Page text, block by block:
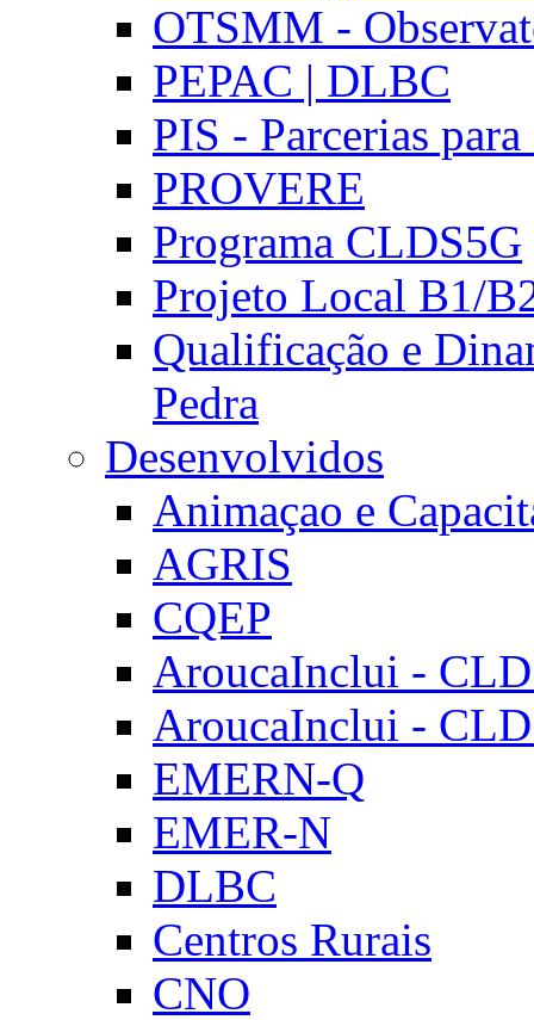
OTSMM -
PEPAC | DLBC
PIS - Parcerias
PROVERE
Programa CLDS5G
Projeto Local B1/
Qualificação e
Pedra
Desenvolvidos
Animaçao e
AGRIS
CQEP
AroucaInclui -
AroucaInclui -
EMERN-Q
EMER-N
DLBC
Centros Rurais
CNO